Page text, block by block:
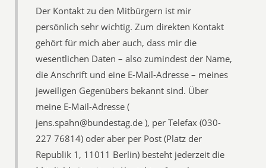
Der Kontakt zu den Mitbürgern ist mir
persönlich sehr wichtig. Zum direkten Kontakt
gehört für mich aber auch, dass mir die
wesentlichen Daten – also zumindest der Name,
die Anschrift und eine E-Mail-Adresse – meines
jeweiligen Gegenübers bekannt sind. Über
meine E-Mail-Adresse (
jens.spahn@bundestag.de ), per Telefax (030-
227 76814) oder aber per Post (Platz der
Republik 1, 11011 Berlin) besteht jederzeit die